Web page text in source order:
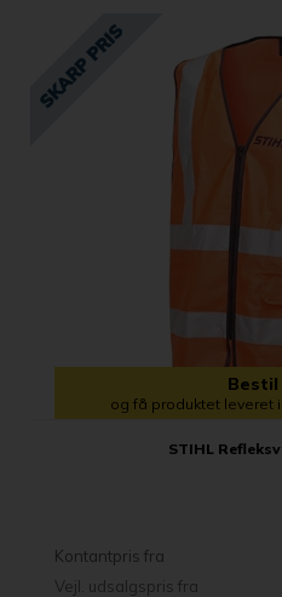
Bestil
og få produktet leveret
STIHL
Kontantpris fra
Vejl. udsalgspris fra